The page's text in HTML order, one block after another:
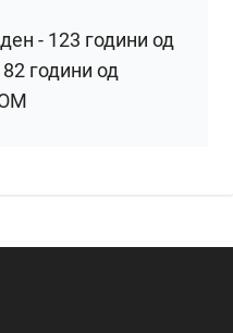
- 123 години од
години од